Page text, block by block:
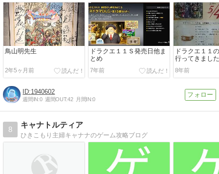
鳥山明先生
2年5ヶ月前
ドラクエ１１Ｓ発売日他ま
とめ
7年前
ドラクエ１１
行ってきまし
8年前
1940602
週間IN:0 週間OUT:42 月間IN:0
8
キャナトルティア
ひきこもり主婦キャナナのゲーム攻略ブログ